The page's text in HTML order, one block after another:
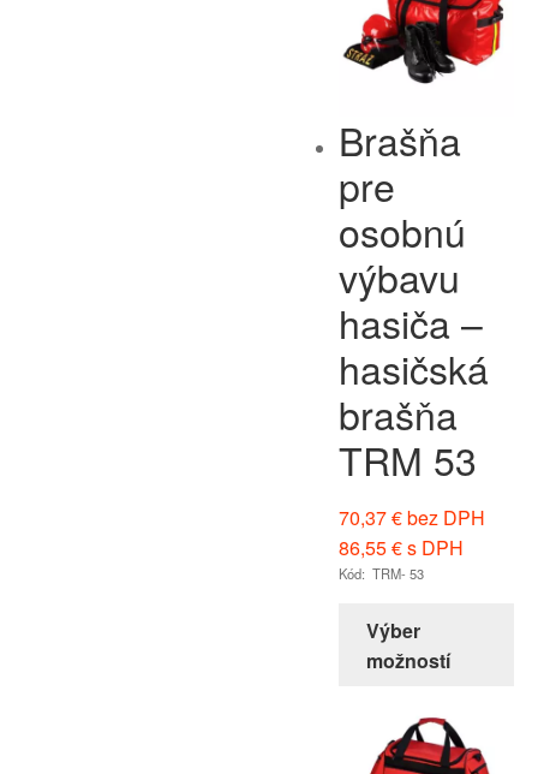
Brašňa
pre
osobnú
výbavu
hasiča –
hasičská
brašňa
TRM 53
70,37€bez DPH
86,55€s DPH
Kód: TRM- 53
Výber
možností